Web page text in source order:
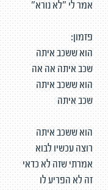
אמר לי "לא נורא"
פזמון:
הוא ששכב איתה
שכב איתה אה אה
הוא ששכב איתה
שכב איתה
הוא ששכב איתה
רוצה עכשיו לבוא
אמרתי שזה לא כדאי
זה לא הפריע לו